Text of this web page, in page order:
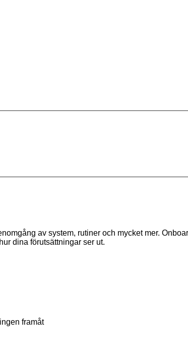
av system, rutiner och mycket mer.
dina förutsättningar ser ut.
framåt